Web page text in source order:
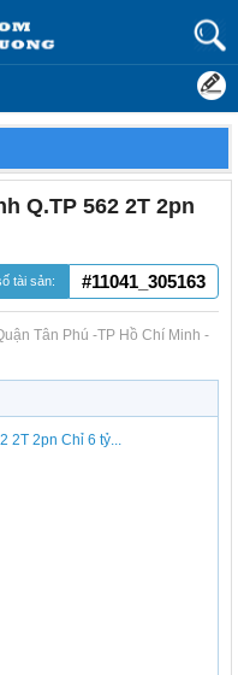
Q.TP 562 2T 2pn
tài sản: #11041_305163
Tân Phú -TP Hồ Chí Minh -